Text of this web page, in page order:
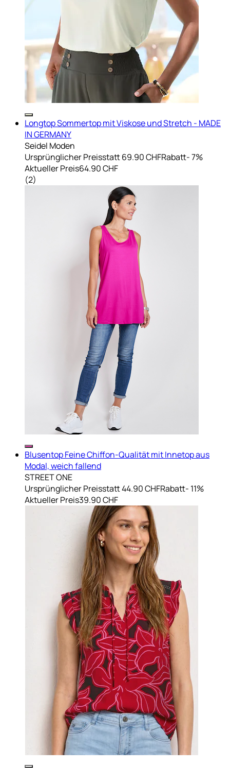
Longtop Sommertop mit Viskose und Stretch - MADE
IN GERMANY
Seidel Moden
Ursprünglicher Preisstatt 69.90 CHFRabatt- 7%
Aktueller Preis64.90 CHF
(2)
Blusentop Feine Chiffon-Qualität mit Innetop aus
Modal, weich fallend
STREET ONE
Ursprünglicher Preisstatt 44.90 CHFRabatt- 11%
Aktueller Preis39.90 CHF